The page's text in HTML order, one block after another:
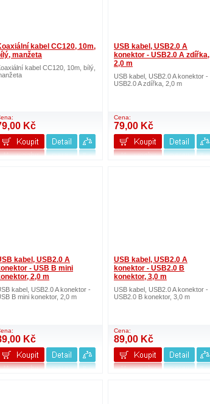
kabel CC120, 10m,
manžeta
kabel CC120, 10m, bílý,
Kč
USB kabel, USB2.0 A
konektor - USB2.0 A zdířka,
2,0 m
USB kabel, USB2.0 A konektor -
USB2.0 A zdířka, 2,0 m
Cena:
79,00 Kč
kabel, USB2.0 A
- USB B mini
2,0 m
kabel, USB2.0 A konektor -
B mini konektor, 2,0 m
Kč
USB kabel, USB2.0 A
konektor - USB2.0 B
konektor, 3,0 m
USB kabel, USB2.0 A konektor -
USB2.0 B konektor, 3,0 m
Cena:
89,00 Kč